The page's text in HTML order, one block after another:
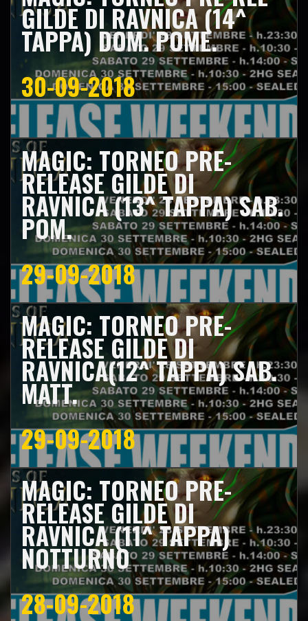
GILDE DI RAVNICA (14^
TAPPA) DOM. POME.
30-09-2018
MAGIC: TORNEO PRE-
RELEASE GILDE DI
RAVNICA (13^ TAPPA) SAB.
POM.
29-09-2018
MAGIC: TORNEO PRE-
RELEASE GILDE DI
RAVNICA(12^ TAPPA) SAB.
MATT.
29-09-2018
MAGIC: TORNEO PRE-
RELEASE GILDE DI
RAVNICA (11^ TAPPA)
NOTTURNO
28-09-2018